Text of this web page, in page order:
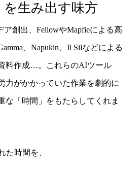
を生み出す味方
ア創出、FellowやMapfieによる高
、Napukin、Il Silなどによる
料作成…。これらのAIツール
力がかかっていた作業を劇的に
な「時間」をもたらしてくれま
た時間を、